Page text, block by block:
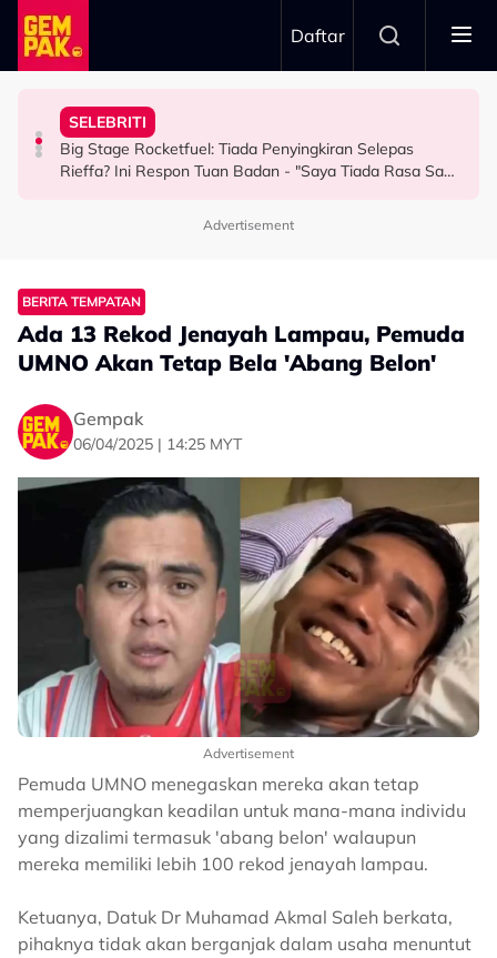
Skip to main content
Daftar
BERITA
Aliff Rakib Hadiah Rumah RM1 Juta Kepada Ibu Bapa
SELEBRITI
Big Stage Rocketfuel: Tiada Penyingkiran Selepas
Rieffa? Ini Respon Tuan Badan - "Saya Tiada Rasa Sakit
BERITA
Atlet Golf Tidak Diculik, ‘Lari’ ke Bangkok Sebab
Keluarga Rasa Bakal Suami Tak Setaraf
HIBURAN
10 Tahun Solat Atas Kerusi, Maria Tengku Sabri Syukur
Boleh Solat Berdiri Selepas…
Advertisement
BERITA TEMPATAN
Ada 13 Rekod Jenayah Lampau, Pemuda
UMNO Akan Tetap Bela 'Abang Belon'
Gempak
06/04/2025 | 14:25 MYT
Advertisement
Pemuda UMNO menegaskan mereka akan tetap
memperjuangkan keadilan untuk mana-mana individu
yang dizalimi termasuk 'abang belon' walaupun
mereka memiliki lebih 100 rekod jenayah lampau.
Ketuanya, Datuk Dr Muhamad Akmal Saleh berkata,
pihaknya tidak akan berganjak dalam usaha menuntut